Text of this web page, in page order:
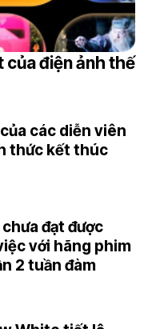
của điện ảnh thế
các diễn viên
thức kết thúc
chưa đạt được
với hãng phim
2 tuần đàm